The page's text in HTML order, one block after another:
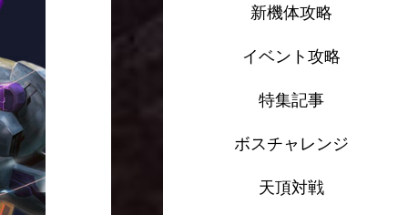
新機体攻略
イベント攻略
特集記事
ボスチャレンジ
天頂対戦